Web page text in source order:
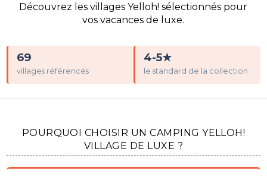
Découvrez les villages Yelloh! sélectionnés pour
vos vacances de luxe.
69
villages référencés
4-5★
le standard de la collection
POURQUOI CHOISIR UN CAMPING YELLOH!
VILLAGE DE LUXE ?